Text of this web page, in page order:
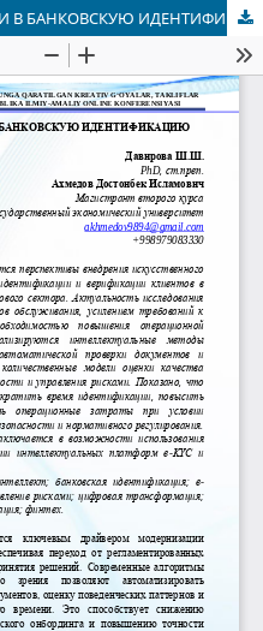
ПЕРСПЕКТИВЫ ВНЕДРЕНИЯ ИИ В БАНКОВСКУЮ ИДЕНТИФИКАЦИЮ